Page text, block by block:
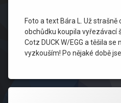
Foto a text Bára L. Už
obchůdku koupila vyřezávací
Cotz DUCK W/EGG a těšila se
vyzkouším! Po nějaké době